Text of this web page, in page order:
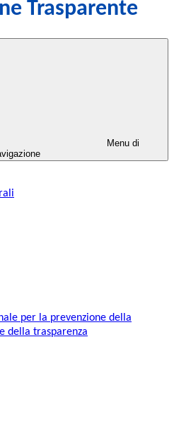
Trasparente
Menu di
per la prevenzione della
della trasparenza